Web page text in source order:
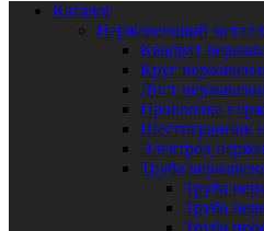
Каталог
Нержавеющий
Квадрат
Круг
Лист
Проволока
Шестигранник
Электрод
Труба
Труба
Труба